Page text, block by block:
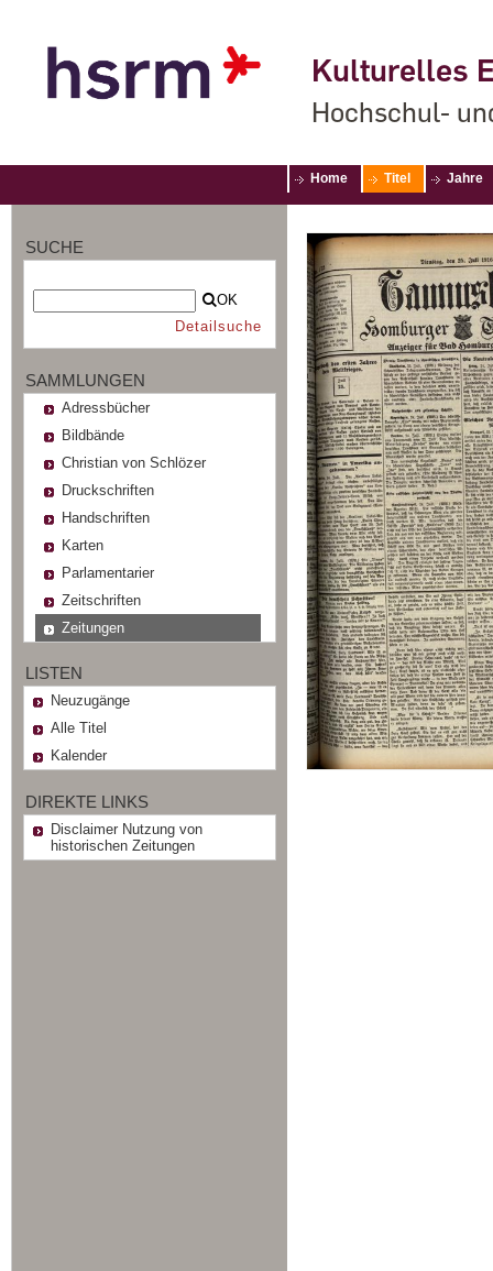
Kulturelles
Hochschul-
Home Titel Jahre
SUCHE
OK
Detailsuche
SAMMLUNGEN
Adressbücher
Bildbände
Christian von Schlözer
Druckschriften
Handschriften
Karten
Parlamentarier
Zeitschriften
Zeitungen
LISTEN
Neuzugänge
Alle Titel
Kalender
DIREKTE LINKS
Disclaimer Nutzung von
historischen Zeitungen